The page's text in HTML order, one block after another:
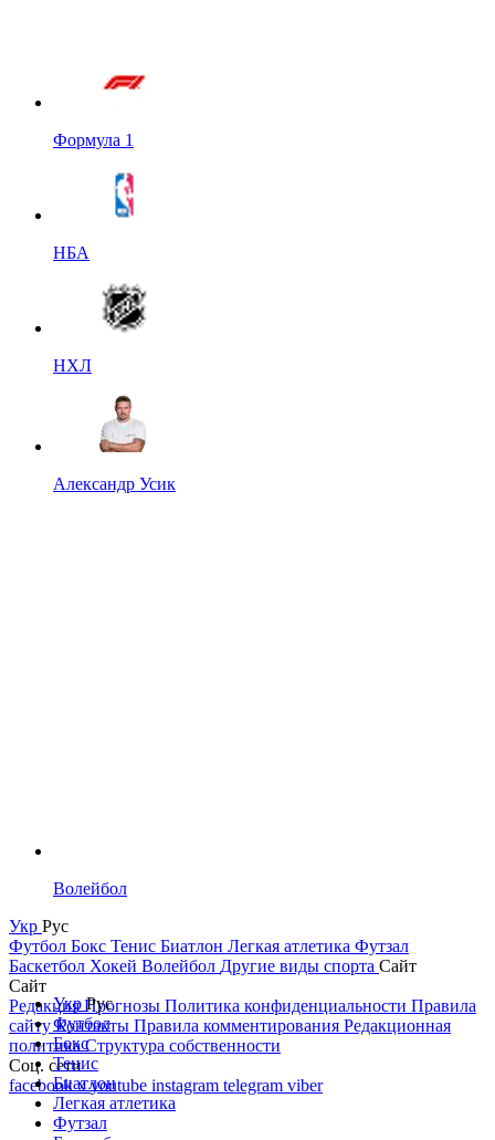
Формула 1
НБА
НХЛ
Александр Усик
Волейбол
Укр Рус
Футбол Бокс Тенис Биатлон Легкая атлетика Футзал
Баскетбол Хокей Волейбол Другие виды спорта Сайт
Сайт
РедакцияПрогнозы Политика конфиденциальности Правила
сайтуКонтакты Правила комментирования Редакционная
политикаСтруктура собственности
Соц. сети
facebookxyoutube instagram telegram viber
УкрРус
Футбол
Бокс
Тенис
Биатлон
Легкая атлетика
Футзал